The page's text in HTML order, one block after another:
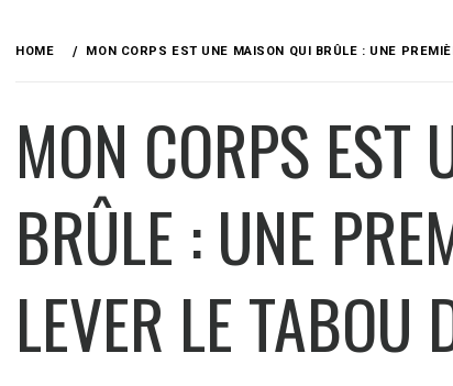
HOME MON CORPS EST UNE MAISON QUI BRÛLE : UNE
MON CORPS EST
BRÛLE : UNE
LEVER LE TABOU